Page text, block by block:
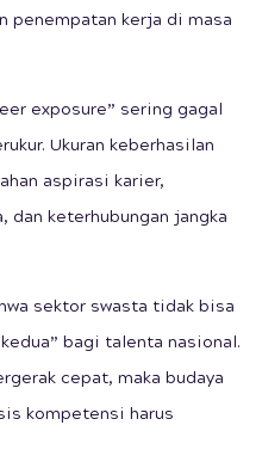
penempatan kerja di masa
exposure” sering gagal
Ukuran keberhasilan
aspirasi karier,
keterhubungan jangka
sektor swasta tidak bisa
bagi talenta nasional.
cepat, maka budaya
kompetensi harus